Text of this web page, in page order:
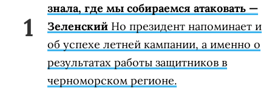
знала, где мы собираемся атаковать —
Зеленский Но президент напоминает и
об успехе летней кампании, а именно о
результатах работы защитников в
черноморском регионе.